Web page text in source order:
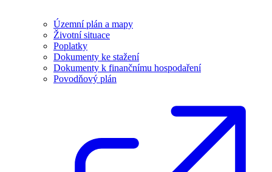
Územní plán a mapy
Životní situace
Poplatky
Dokumenty ke stažení
Dokumenty k finančnímu hospodaření
Povodňový plán